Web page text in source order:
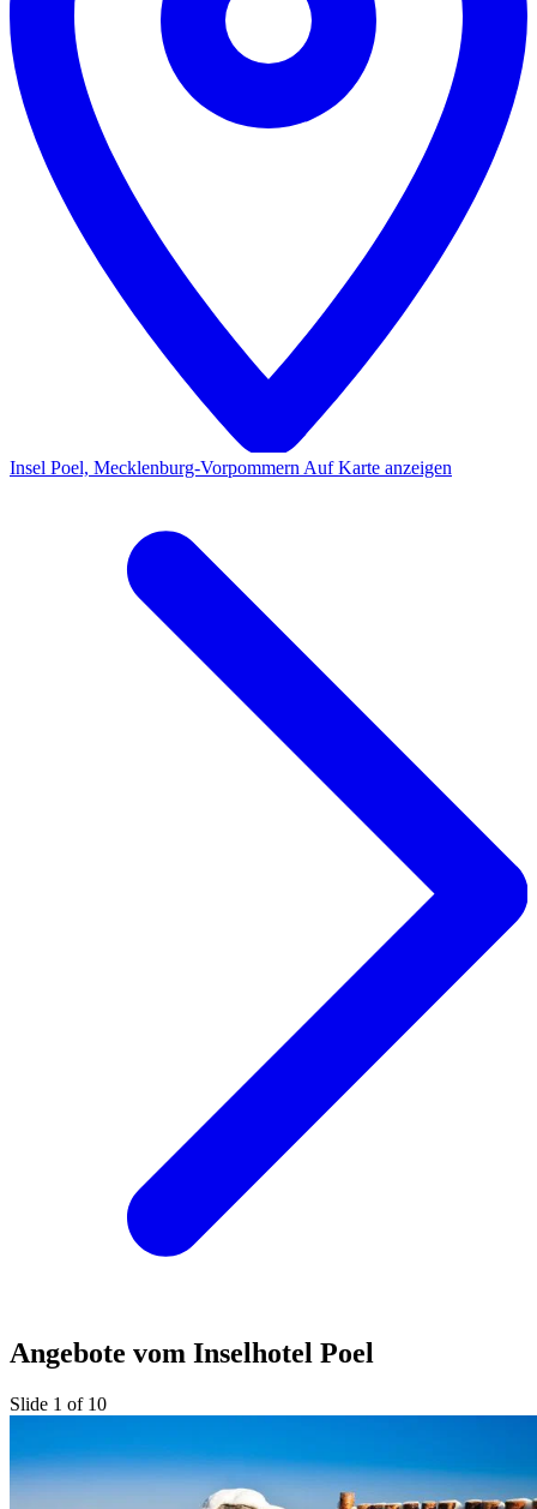
Insel Poel, Mecklenburg-Vorpommern Auf Karte anzeigen
Angebote vom Inselhotel Poel
Slide 1 of 10